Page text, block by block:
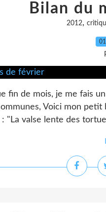
Bilan du
2012,
fin de mois, je me fais
Voici mon
: "La valse lente des